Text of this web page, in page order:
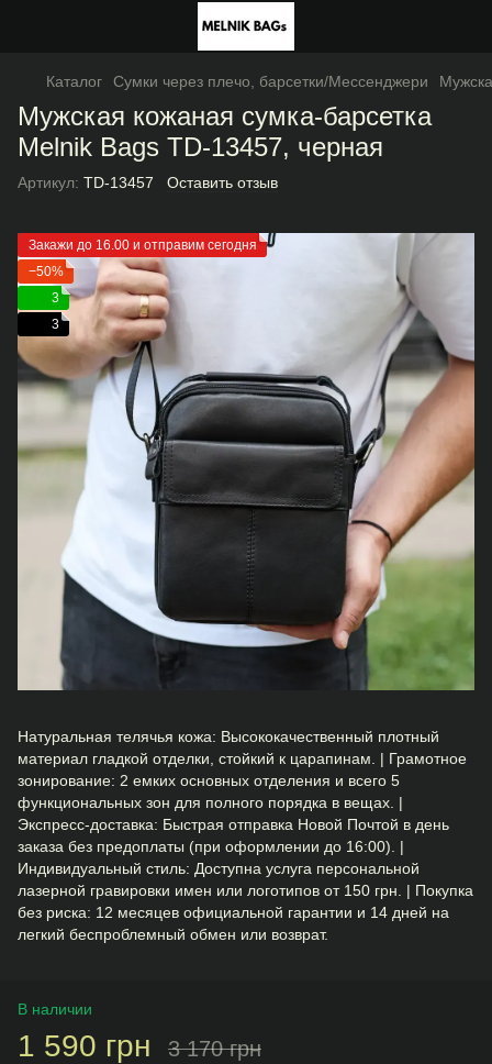
Каталог Сумки через плечо, барсетки/Мессенджери
Мужская кожаная сумка-барсетка
Melnik Bags TD-13457, черная
Артикул: TD-13457 Оставить отзыв
Закажи до 16.00 и отправим сегодня
−50%
3
3
Натуральная телячья кожа: Высококачественный плотный
материал гладкой отделки, стойкий к царапинам. | Грамотное
зонирование: 2 емких основных отделения и всего 5
функциональных зон для полного порядка в вещах. |
Экспресс-доставка: Быстрая отправка Новой Почтой в день
заказа без предоплаты (при оформлении до 16:00). |
Индивидуальный стиль: Доступна услуга персональной
лазерной гравировки имен или логотипов от 150 грн. | Покупка
без риска: 12 месяцев официальной гарантии и 14 дней на
легкий беспроблемный обмен или возврат.
В наличии
1 590 грн 3 170 грн